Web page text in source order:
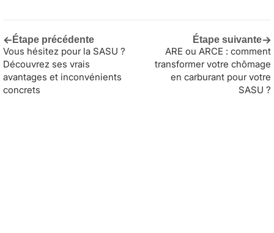
← Étape précédente
Vous hésitez pour la SASU ?
Découvrez ses vrais
avantages et inconvénients
concrets
Étape suivante→
ARE ou ARCE : comment
transformer votre chômage
en carburant pour votre
SASU ?